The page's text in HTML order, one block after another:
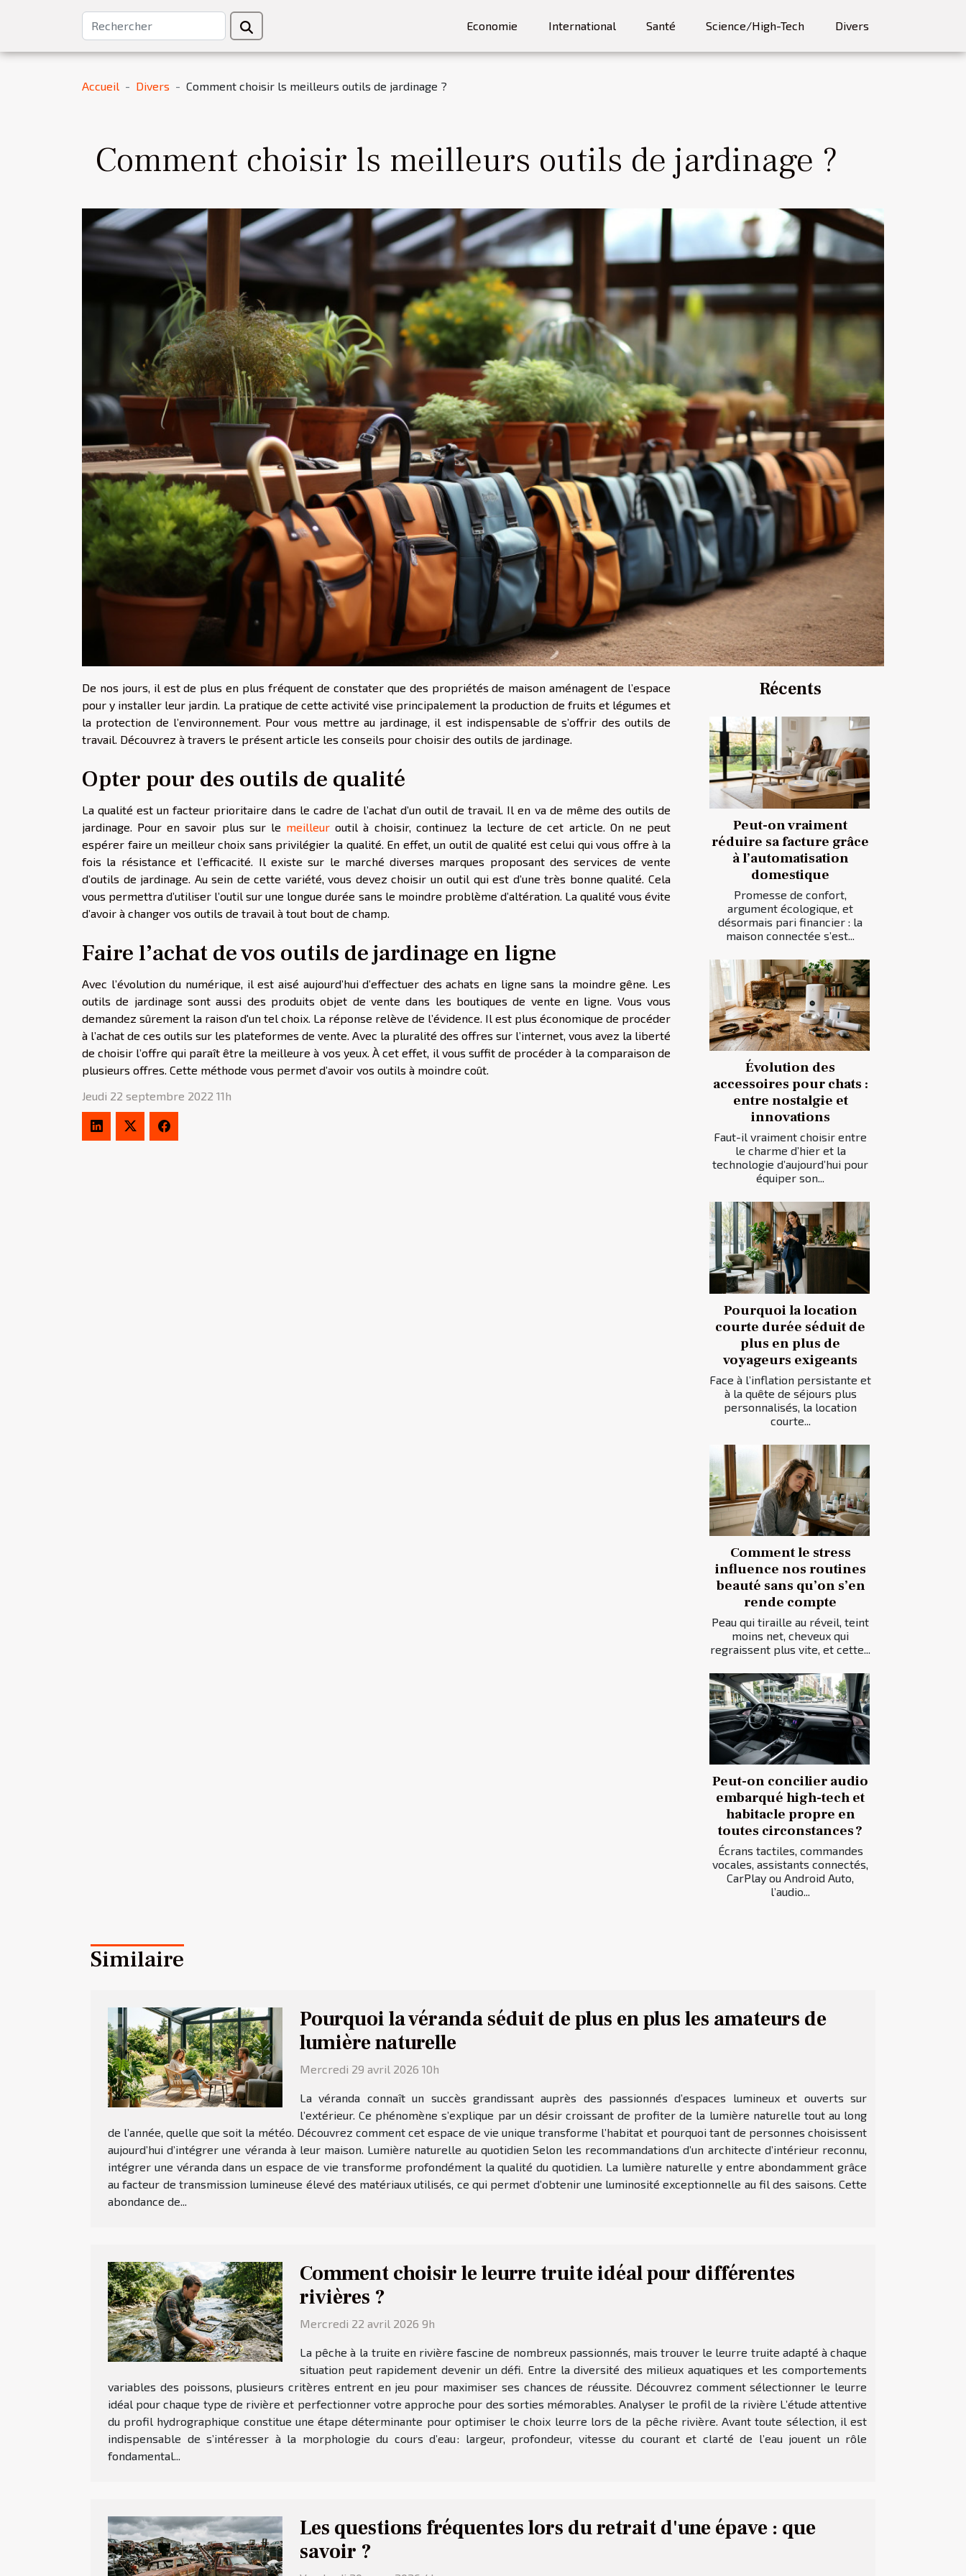
Economie International Santé Science/High-Tech Divers
Accueil Divers Comment choisir ls meilleurs outils de jardinage ?
Comment choisir ls meilleurs outils de jardinage ?
De nos jours, il est de plus en plus fréquent de constater que des propriétés de maison aménagent de l’espace
pour y installer leur jardin. La pratique de cette activité vise principalement la production de fruits et légumes et
la protection de l’environnement. Pour vous mettre au jardinage, il est indispensable de s’offrir des outils de
travail. Découvrez à travers le présent article les conseils pour choisir des outils de jardinage.
Opter pour des outils de qualité
La qualité est un facteur prioritaire dans le cadre de l’achat d’un outil de travail. Il en va de même des outils de
jardinage. Pour en savoir plus sur le meilleur outil à choisir, continuez la lecture de cet article. On ne peut
espérer faire un meilleur choix sans privilégier la qualité. En effet, un outil de qualité est celui qui vous offre à la
fois la résistance et l’efficacité. Il existe sur le marché diverses marques proposant des services de vente
d’outils de jardinage. Au sein de cette variété, vous devez choisir un outil qui est d’une très bonne qualité. Cela
vous permettra d’utiliser l’outil sur une longue durée sans le moindre problème d’altération. La qualité vous évite
d’avoir à changer vos outils de travail à tout bout de champ.
Faire l’achat de vos outils de jardinage en ligne
Avec l’évolution du numérique, il est aisé aujourd’hui d’effectuer des achats en ligne sans la moindre gêne. Les
outils de jardinage sont aussi des produits objet de vente dans les boutiques de vente en ligne. Vous vous
demandez sûrement la raison d'un tel choix. La réponse relève de l’évidence. Il est plus économique de procéder
à l’achat de ces outils sur les plateformes de vente. Avec la pluralité des offres sur l’internet, vous avez la liberté
de choisir l’offre qui paraît être la meilleure à vos yeux. À cet effet, il vous suffit de procéder à la comparaison de
plusieurs offres. Cette méthode vous permet d’avoir vos outils à moindre coût.
Jeudi 22 septembre 2022 11h
Récents
Peut-on vraiment
réduire sa facture grâce
à l’automatisation
domestique
Promesse de confort,
argument écologique, et
désormais pari financier : la
maison connectée s’est...
Évolution des
accessoires pour chats :
entre nostalgie et
innovations
Faut-il vraiment choisir entre
le charme d’hier et la
technologie d’aujourd’hui pour
équiper son...
Pourquoi la location
courte durée séduit de
plus en plus de
voyageurs exigeants
Face à l’inflation persistante et
à la quête de séjours plus
personnalisés, la location
courte...
Comment le stress
influence nos routines
beauté sans qu’on s’en
rende compte
Peau qui tiraille au réveil, teint
moins net, cheveux qui
regraissent plus vite, et cette...
Peut-on concilier audio
embarqué high-tech et
habitacle propre en
toutes circonstances ?
Écrans tactiles, commandes
vocales, assistants connectés,
CarPlay ou Android Auto,
l’audio...
Similaire
Pourquoi la véranda séduit de plus en plus les amateurs de
lumière naturelle
Mercredi 29 avril 2026 10h
La véranda connaît un succès grandissant auprès des passionnés d’espaces lumineux et ouverts sur
l’extérieur. Ce phénomène s’explique par un désir croissant de profiter de la lumière naturelle tout au long
de l’année, quelle que soit la météo. Découvrez comment cet espace de vie unique transforme l’habitat et pourquoi tant de personnes choisissent
aujourd’hui d’intégrer une véranda à leur maison. Lumière naturelle au quotidien Selon les recommandations d’un architecte d’intérieur reconnu,
intégrer une véranda dans un espace de vie transforme profondément la qualité du quotidien. La lumière naturelle y entre abondamment grâce
au facteur de transmission lumineuse élevé des matériaux utilisés, ce qui permet d’obtenir une luminosité exceptionnelle au fil des saisons. Cette
abondance de...
Comment choisir le leurre truite idéal pour différentes
rivières ?
Mercredi 22 avril 2026 9h
La pêche à la truite en rivière fascine de nombreux passionnés, mais trouver le leurre truite adapté à chaque
situation peut rapidement devenir un défi. Entre la diversité des milieux aquatiques et les comportements
variables des poissons, plusieurs critères entrent en jeu pour maximiser ses chances de réussite. Découvrez comment sélectionner le leurre
idéal pour chaque type de rivière et perfectionner votre approche pour des sorties mémorables. Analyser le profil de la rivière L’étude attentive
du profil hydrographique constitue une étape déterminante pour optimiser le choix leurre lors de la pêche rivière. Avant toute sélection, il est
indispensable de s’intéresser à la morphologie du cours d’eau : largeur, profondeur, vitesse du courant et clarté de l’eau jouent un rôle
fondamental...
Les questions fréquentes lors du retrait d'une épave : que
savoir ?